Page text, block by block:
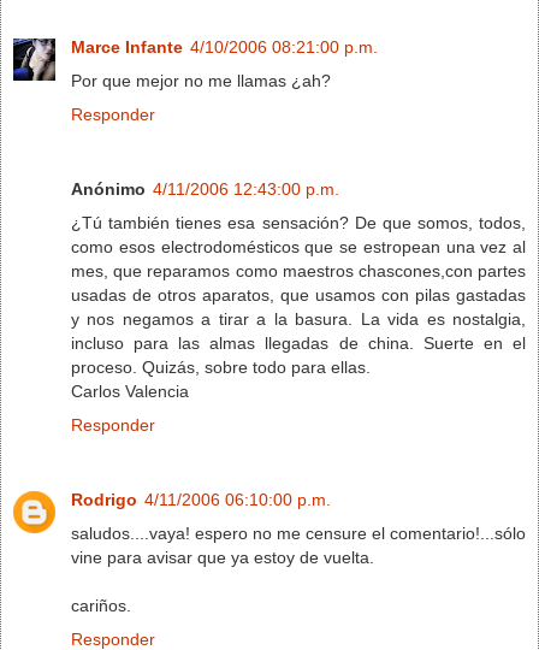
Marce Infante 4/10/2006 08:21:00 p.m.
Por que mejor no me llamas ¿ah?
Responder
Anónimo 4/11/2006 12:43:00 p.m.
¿Tú también tienes esa sensación? De que somos, todos,
como esos electrodomésticos que se estropean una vez al
mes, que reparamos como maestros chascones,con partes
usadas de otros aparatos, que usamos con pilas gastadas
y nos negamos a tirar a la basura. La vida es nostalgia,
incluso para las almas llegadas de china. Suerte en el
proceso. Quizás, sobre todo para ellas.
Carlos Valencia
Responder
Rodrigo 4/11/2006 06:10:00 p.m.
saludos....vaya! espero no me censure el comentario!...sólo
vine para avisar que ya estoy de vuelta.
cariños.
Responder